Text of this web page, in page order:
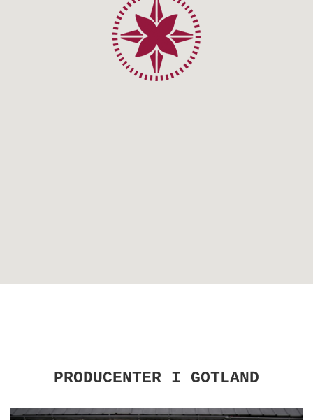
PRODUCENTER I GOTLAND